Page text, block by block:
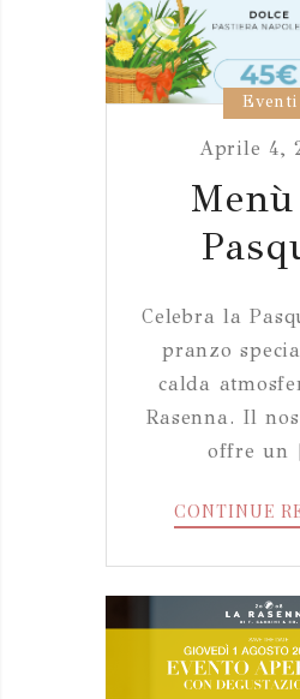
Eventi
Aprile 4,
Celebra la
pranzo
calda
Rasenna. Il
offre un
CONTINUE